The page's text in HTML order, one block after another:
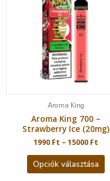
Aroma King
Aroma King 700 –
Strawberry Ice (20mg)
1990 Ft – 15000 Ft
Opciók választása